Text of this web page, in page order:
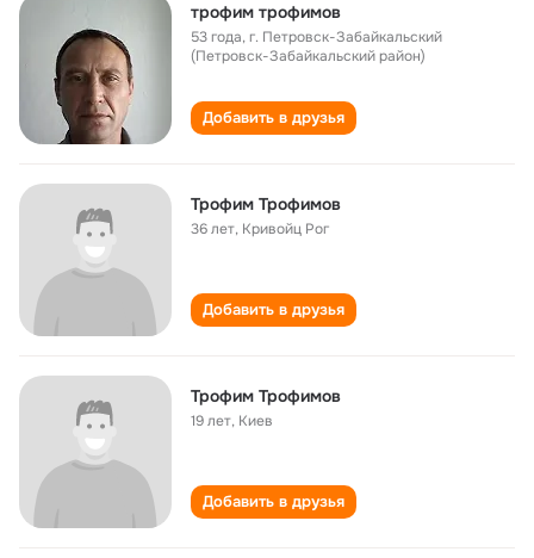
трофим трофимов
53 года,г. Петровск-Забайкальский
(Петровск-Забайкальский район)
Добавить в друзья
Трофим Трофимов
36 лет, Кривойц Рог
Добавить в друзья
Трофим Трофимов
19 лет, Киев
Добавить в друзья